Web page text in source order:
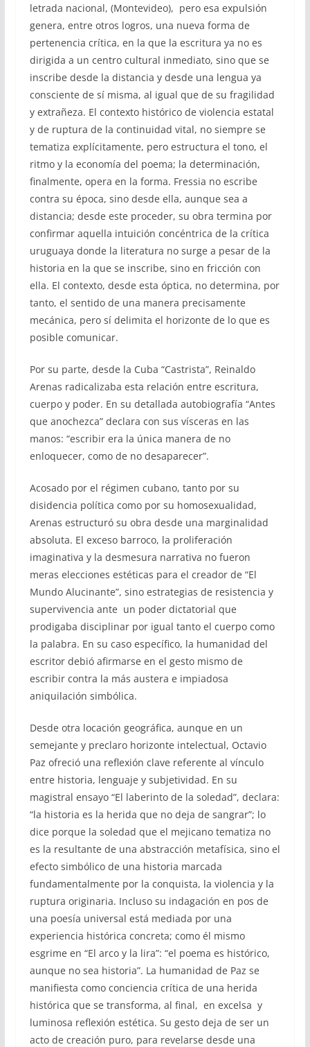
letrada nacional, (Montevideo), pero esa expulsión
genera, entre otros logros, una nueva forma de
pertenencia crítica, en la que la escritura ya no es
dirigida a un centro cultural inmediato, sino que se
inscribe desde la distancia y desde una lengua ya
consciente de sí misma, al igual que de su fragilidad
y extrañeza. El contexto histórico de violencia estatal
y de ruptura de la continuidad vital, no siempre se
tematiza explícitamente, pero estructura el tono, el
ritmo y la economía del poema; la determinación,
finalmente, opera en la forma. Fressia no escribe
contra su época, sino desde ella, aunque sea a
distancia; desde este proceder, su obra termina por
confirmar aquella intuición concéntrica de la crítica
uruguaya donde la literatura no surge a pesar de la
historia en la que se inscribe, sino en fricción con
ella. El contexto, desde esta óptica, no determina, por
tanto, el sentido de una manera precisamente
mecánica, pero sí delimita el horizonte de lo que es
posible comunicar.
Por su parte, desde la Cuba “Castrista”, Reinaldo
Arenas radicalizaba esta relación entre escritura,
cuerpo y poder. En su detallada autobiografía “Antes
que anochezca” declara con sus vísceras en las
manos: “escribir era la única manera de no
enloquecer, como de no desaparecer”.
Acosado por el régimen cubano, tanto por su
disidencia política como por su homosexualidad,
Arenas estructuró su obra desde una marginalidad
absoluta. El exceso barroco, la proliferación
imaginativa y la desmesura narrativa no fueron
meras elecciones estéticas para el creador de “El
Mundo Alucinante”, sino estrategias de resistencia y
supervivencia ante un poder dictatorial que
prodigaba disciplinar por igual tanto el cuerpo como
la palabra. En su caso específico, la humanidad del
escritor debió afirmarse en el gesto mismo de
escribir contra la más austera e impiadosa
aniquilación simbólica.
Desde otra locación geográfica, aunque en un
semejante y preclaro horizonte intelectual, Octavio
Paz ofreció una reflexión clave referente al vínculo
entre historia, lenguaje y subjetividad. En su
magistral ensayo “El laberinto de la soledad”, declara:
“la historia es la herida que no deja de sangrar”; lo
dice porque la soledad que el mejicano tematiza no
es la resultante de una abstracción metafísica, sino el
efecto simbólico de una historia marcada
fundamentalmente por la conquista, la violencia y la
ruptura originaria. Incluso su indagación en pos de
una poesía universal está mediada por una
experiencia histórica concreta; como él mismo
esgrime en “El arco y la lira”: “el poema es histórico,
aunque no sea historia”. La humanidad de Paz se
manifiesta como conciencia crítica de una herida
histórica que se transforma, al final, en excelsa y
luminosa reflexión estética. Su gesto deja de ser un
acto de creación puro, para revelarse desde una